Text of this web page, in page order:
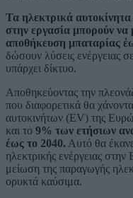
Τα ηλεκτρικά αυτοκίνητα
στην εργασία μπορούν να
αποθήκευση μπαταρίας
δώσουν λύσεις ενέργειας
υπάρχει δίκτυο.
Αποθηκεύοντας την
που διαφορετικά θα
αυτοκινήτων (EV) της
και το 9% των ετήσιων
έως το 2040. Αυτό θα
ηλεκτρικής ενέργειας
μείωση της παραγωγής
ορυκτά καύσιμα.